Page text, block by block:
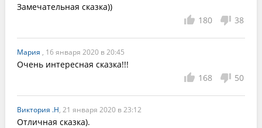
Замечательная сказка))
180
38
Мария , 16 января 2020 в 20:45
Очень интересная сказка!!!
168
50
Виктория .Н, 21 января 2020 в 23:12
Отличная сказка).